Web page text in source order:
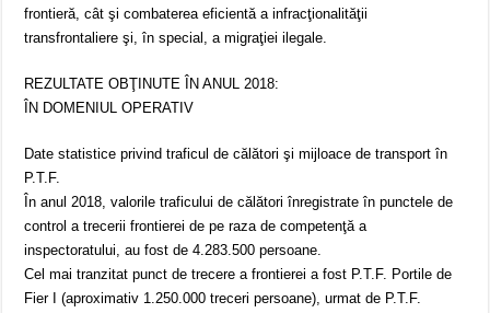
frontieră, cât şi combaterea eficientă a infracţionalităţii
transfrontaliere şi, în special, a migraţiei ilegale.
REZULTATE OBŢINUTE ÎN ANUL 2018:
ÎN DOMENIUL OPERATIV
Date statistice privind traficul de călători şi mijloace de transport în
P.T.F.
În anul 2018, valorile traficului de călători înregistrate în punctele de
control a trecerii frontierei de pe raza de competenţă a
inspectoratului, au fost de 4.283.500 persoane.
Cel mai tranzitat punct de trecere a frontierei a fost P.T.F. Portile de
Fier I (aproximativ 1.250.000 treceri persoane), urmat de P.T.F.